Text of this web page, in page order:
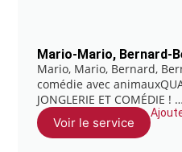
Mario-Mario, Bernard-
Mario, Mario, Bernard,
comédie avec
JONGLERIE ET COMÉDIE ! …
Voir le service